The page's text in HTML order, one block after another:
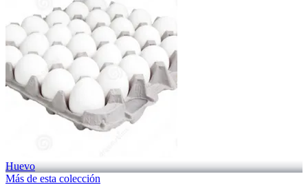
Huevo
Más de esta colección